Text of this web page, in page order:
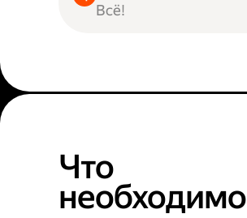
Всё!
Что
необходимо